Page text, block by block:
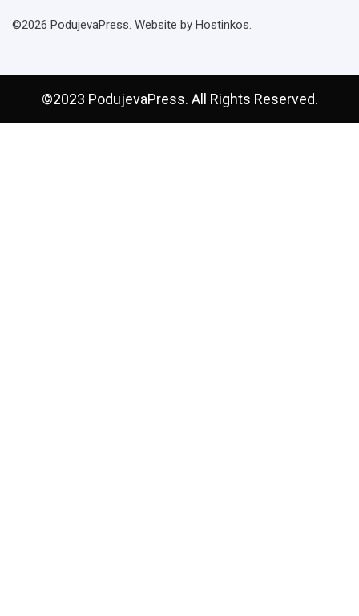
©2026 PodujevaPress. Website by Hostinkos.
©2023 PodujevaPress. All Rights Reserved.